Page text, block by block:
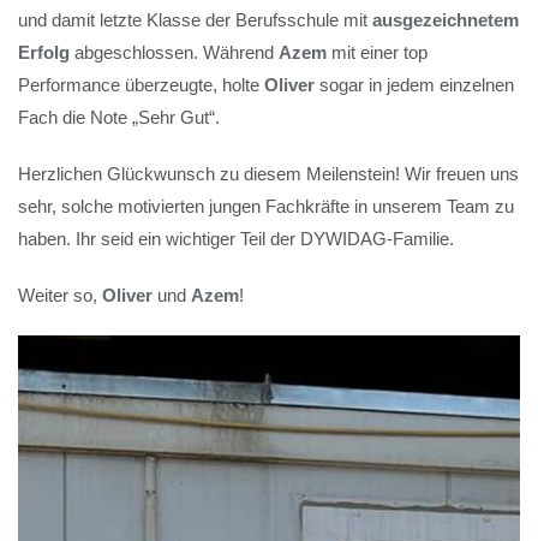
und damit letzte Klasse der Berufsschule mitausgezeichnetem
Erfolg abgeschlossen. Während Azem mit einer top
Performance überzeugte, holteOliver sogar in jedem einzelnen
Fach die Note „Sehr Gut“.
Herzlichen Glückwunsch zu diesem Meilenstein! Wir freuen uns
sehr, solche motivierten jungen Fachkräfte in unserem Team zu
haben. Ihr seid ein wichtiger Teil der DYWIDAG-Familie.
Weiter so,Oliver und Azem!